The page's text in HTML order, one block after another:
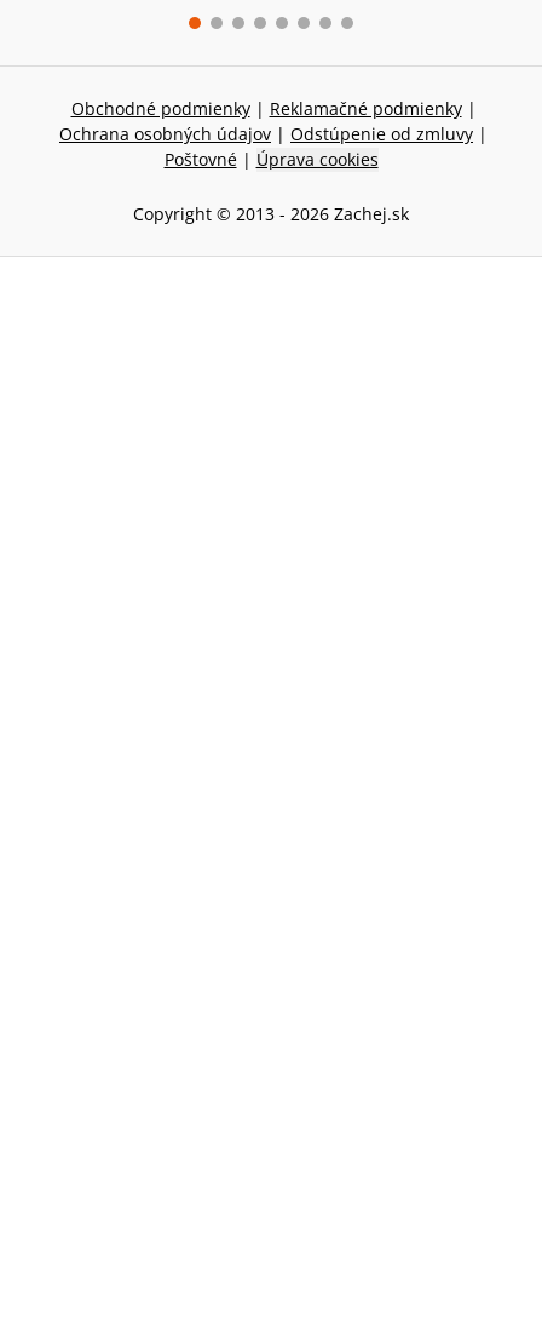
Obchodné podmienky | Reklamačné podmienky |
Ochrana osobných údajov | Odstúpenie od zmluvy |
Poštovné | Úprava cookies
Copyright © 2013 - 2026 Zachej.sk